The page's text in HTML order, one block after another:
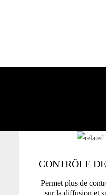
CONTRÔLE
Permet plus de